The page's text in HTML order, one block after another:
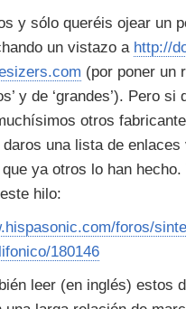
y sólo queréis ojear un
un vistazo a http://
(por poner un
y de ‘grandes’). Pero
otros
daros una lista de enlaces
ya otros lo han hecho.
hilo:
foros/
180146
leer (en inglés) estos